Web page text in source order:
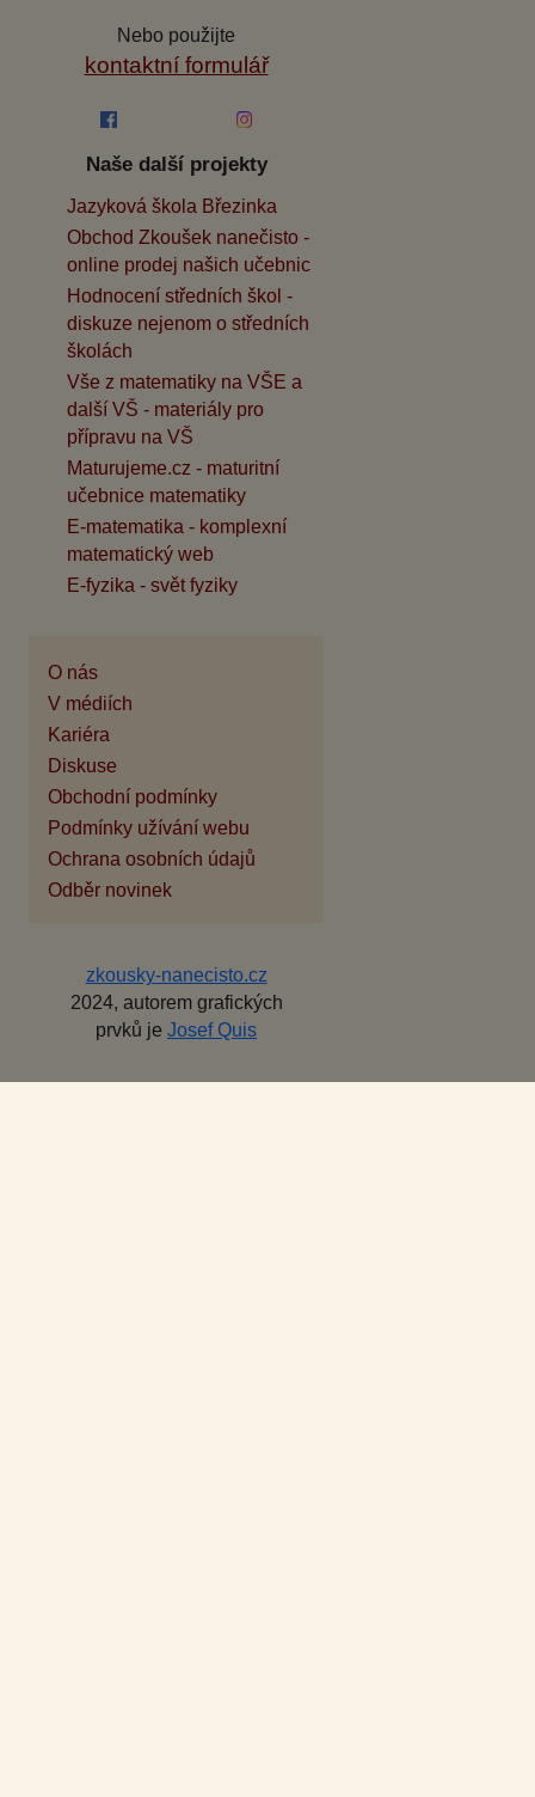
Nebo použijte
kontaktní formulář
Naše další projekty
Jazyková škola Březinka
Obchod Zkoušek nanečisto -
online prodej našich učebnic
Hodnocení středních škol -
diskuze nejenom o středních
školách
Vše z matematiky na VŠE a
další VŠ - materiály pro
přípravu na VŠ
Maturujeme.cz - maturitní
učebnice matematiky
E-matematika - komplexní
matematický web
E-fyzika - svět fyziky
O nás
V médiích
Kariéra
Diskuse
Obchodní podmínky
Podmínky užívání webu
Ochrana osobních údajů
Odběr novinek
zkousky-nanecisto.cz
2024, autorem grafických
prvků je Josef Quis